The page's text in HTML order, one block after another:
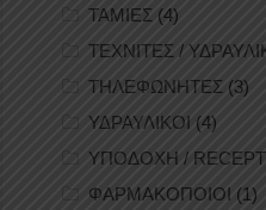
ΤΑΜΙΕΣ (4)
ΤΕΧΝΙΤΕΣ /
ΤΗΛΕΦΩΝΗΤΕΣ (3)
ΥΔΡΑΥΛΙΚΟΙ (4)
ΥΠΟΔΟΧΗ /
ΦΑΡΜΑΚΟΠΟΙΟΙ (1)